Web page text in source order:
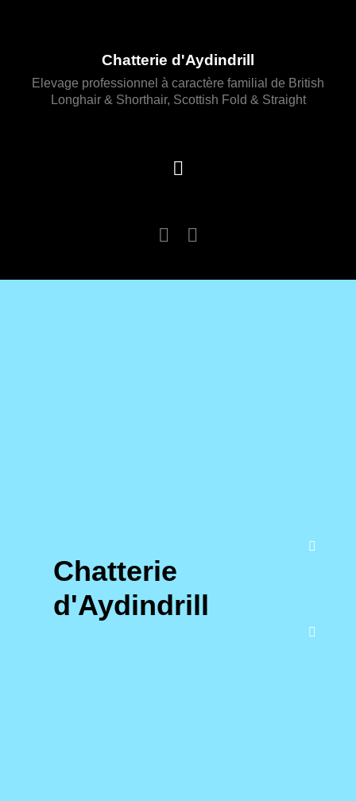
Chatterie d'Aydindrill
Elevage professionnel à caractère familial de British
Longhair & Shorthair, Scottish Fold & Straight
Chatterie
d'Aydindrill